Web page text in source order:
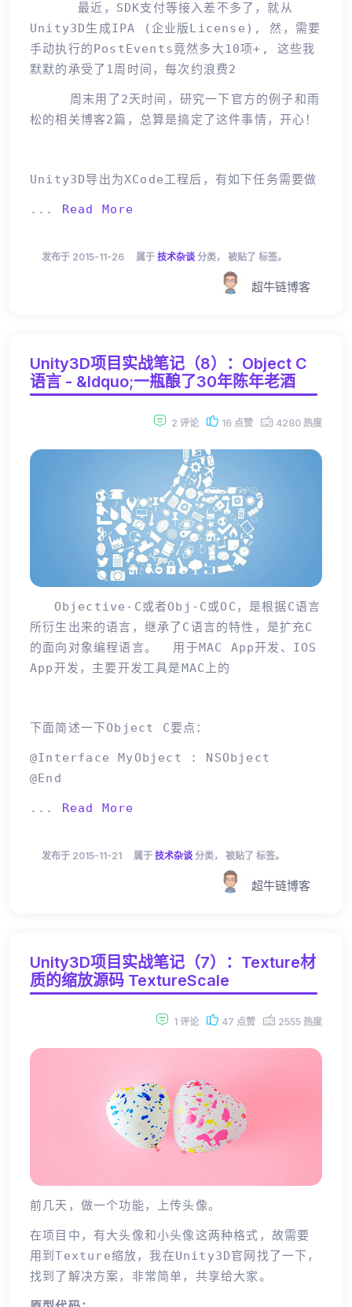
最近，SDK支付等接入差不多了，就从
Unity3D生成IPA (企业版License), 然，需要
手动执行的PostEvents竟然多大10项+, 这些我
默默的承受了1周时间，每次约浪费2
周末用了2天时间，研究一下官方的例子和雨
松的相关博客2篇，总算是搞定了这件事情，开心！
Unity3D导出为XCode工程后，有如下任务需要做
... Read More
发布于 2015-11-26 属于 技术杂谈 分类， 被贴了 标签。
超牛链博客
Unity3D项目实战笔记（8）：Object C
语言 - &ldquo;一瓶酿了30年陈年老酒
2 评论 16 点赞 4280 热度
Objective-C或者Obj-C或OC，是根据C语言
所衍生出来的语言，继承了C语言的特性，是扩充C
的面向对象编程语言。 用于MAC App开发、IOS
App开发，主要开发工具是MAC上的
下面简述一下Object C要点：
@interface MyObject : NSObject
@end
... Read More
发布于 2015-11-21 属于 技术杂谈 分类， 被贴了 标签。
超牛链博客
Unity3D项目实战笔记（7）：Texture材
质的缩放源码 TextureScale
1 评论 47 点赞 2555 热度
前几天，做一个功能，上传头像。
在项目中，有大头像和小头像这两种格式，故需要
用到Texture缩放，我在Unity3D官网找了一下，
找到了解决方案，非常简单，共享给大家。